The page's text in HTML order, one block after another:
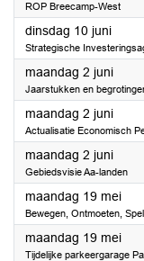
ROP Breecamp-West
dinsdag 10 juni2025
Strategische
maandag 2 juni2025
Jaarstukken en
maandag 2 juni2025
Actualisatie Economisch
maandag 2 juni2025
Gebiedsvisie Aa-landen
maandag 19 mei2025
Bewegen, Ontmoeten,
maandag 19 mei2025
Tijdelijke parkeergarage